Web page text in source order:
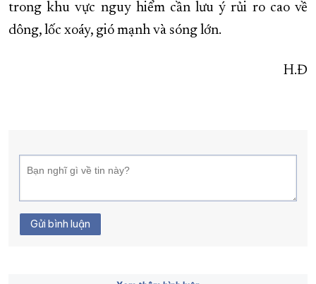
trong khu vực nguy hiểm cần lưu ý rủi ro cao về
dông, lốc xoáy, gió mạnh và sóng lớn.
H.Đ
Gửi bình luận